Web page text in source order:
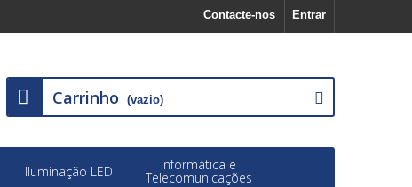
Entrar
Contacte-nos
Carrinho (vazio)
Iluminação LED Informática e
Telecomunicações